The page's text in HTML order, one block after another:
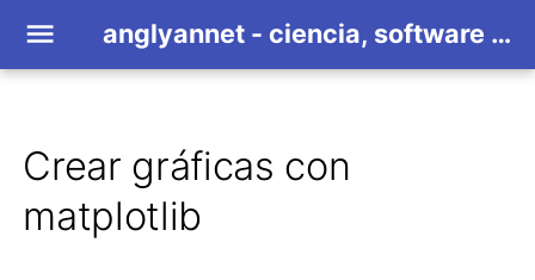
anglyannet - ciencia, software libre y demás
Sobre anglyannet
Ejemplo 1: figura sencilla
Software libre
Crear gráficas con
matplotlib